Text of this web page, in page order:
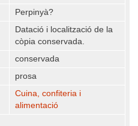
Perpinyà?
Datació i localització de la
còpia conservada.
conservada
prosa
Cuina, confiteria i
alimentació